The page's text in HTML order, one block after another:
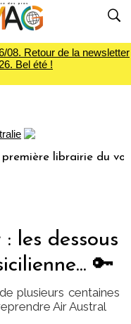
08. Retour de la newsletter
Bel été !
du voyage
les dessous
🔑
plusieurs centaines
Air Austral